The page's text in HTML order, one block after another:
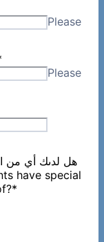
Please
Please
هل لدىك أي من
*